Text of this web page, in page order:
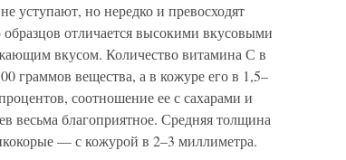
уступают, но нередко и превосходят
отличается высокими вкусовыми
вкусом. Количество витамина С в
граммов вещества, а в кожуре его в 1,5–
соотношение ее с сахарами и
весьма благоприятное. Средняя толщина
— с кожурой в 2–3 миллиметра.